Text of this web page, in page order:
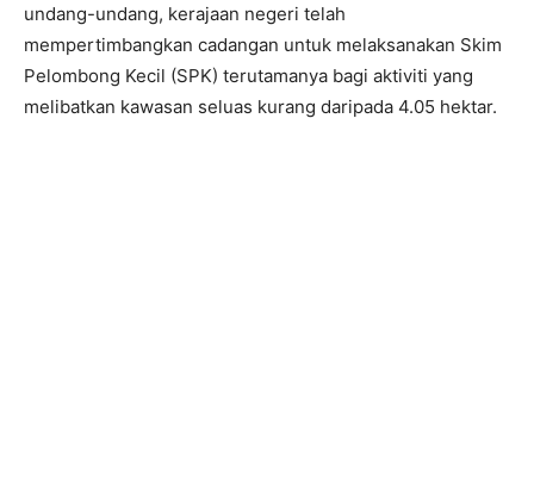
undang-undang, kerajaan negeri telah
mempertimbangkan cadangan untuk melaksanakan Skim
Pelombong Kecil (SPK) terutamanya bagi aktiviti yang
melibatkan kawasan seluas kurang daripada 4.05 hektar.